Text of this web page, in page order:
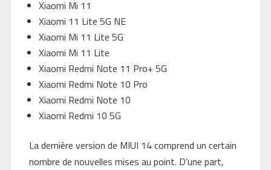
Xiaomi Mi 11
Xiaomi 11 Lite 5G NE
Xiaomi Mi 11 Lite 5G
Xiaomi Mi 11 Lite
Xiaomi Redmi Note 11 Pro+ 5G
Xiaomi Redmi Note 10 Pro
Xiaomi Redmi Note 10
Xiaomi Redmi 10 5G
La dernière version de MIUI 14 comprend un certain
nombre de nouvelles mises au point. D’une part,